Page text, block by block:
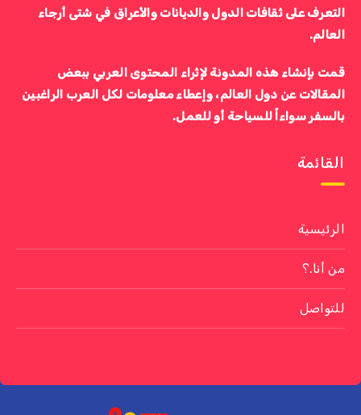
التعرف على ثقافات الدول والديانات والأعراق في شتى أرجاء
العالم.
قمت بإنشاء هذه المدونة لإثراء المحتوى العربي ببعض
المقالات عن دول العالم، وإعطاء معلومات لكل العرب الراغبين
بالسفر سواءاً للسياحة أو للعمل.
القائمة
الرئيسية
من أنا.؟
للتواصل